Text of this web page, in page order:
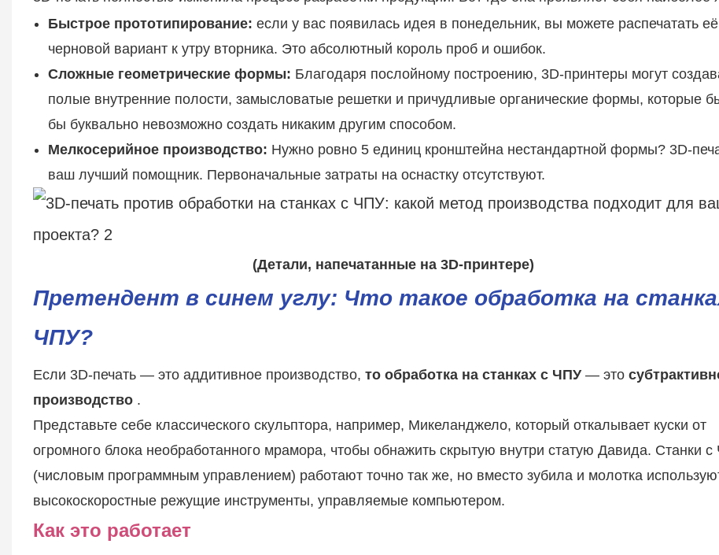
Быстрое прототипирование: если у вас появилась идея в понедельник, вы можете распечатать её
черновой вариант к утру вторника. Это абсолютный король проб и ошибок.
Сложные геометрические формы: Благодаря послойному построению, 3D-принтеры могут
полые внутренние полости, замысловатые решетки и причудливые органические формы, которые
бы буквально невозможно создать никаким другим способом.
Мелкосерийное производство: Нужно ровно 5 единиц кронштейна нестандартной формы? 3D-
ваш лучший помощник. Первоначальные затраты на оснастку отсутствуют.
(Детали, напечатанные на 3D-принтере)
Претендент в синем углу: Что такое обработка на
ЧПУ?
Если 3D-печать — это аддитивное производство, то обработка на станках с ЧПУ— это
производство.
Представьте себе классического скульптора, например, Микеланджело, который откалывает куски от
огромного блока необработанного мрамора, чтобы обнажить скрытую внутри статую Давида. Станки
(числовым программным управлением) работают точно так же, но вместо зубила и молотка
высокоскоростные режущие инструменты, управляемые компьютером.
Как это работает